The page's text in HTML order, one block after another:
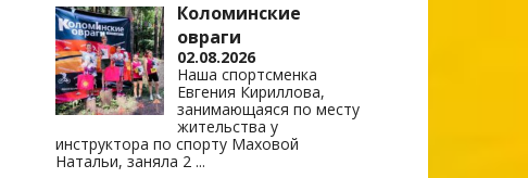
Коломинские
овраги
02.08.2026
Наша спортсменка
Евгения Кириллова,
занимающаяся по месту
жительства у
инструктора по спорту Маховой
Натальи, заняла 2 ...